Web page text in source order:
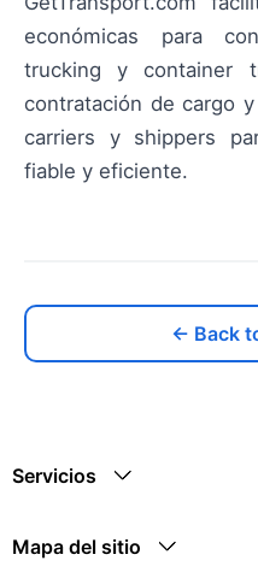
económicas para
trucking y container
contratación de cargo
carriers y shippers
fiable y eficiente.
← Back
Servicios
Mapa del sitio